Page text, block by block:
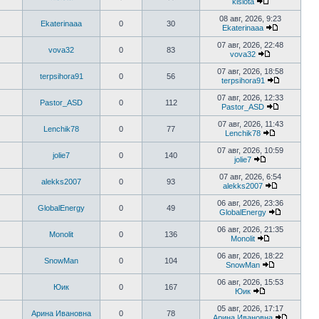
Перейти
к
последнему
Ekaterinaaa 0 30
08 авг, 2026, 9:23
Ekaterinaaa
Перейти
к
vova32 0 83
07 авг, 2026, 22:48
vova32
Перейти
к
последнему
terpsihora91 0 56
07 авг, 2026, 18:58
terpsihora91
Перейти
к
Pastor_ASD 0 112
07 авг, 2026, 12:33
Pastor_ASD
Перейти
к
Lenchik78 0 77
07 авг, 2026, 11:43
Lenchik78
Перейти
к
jolie7 0 140
07 авг, 2026, 10:59
jolie7
Перейти
к
последнему
alekks2007 0 93
07 авг, 2026, 6:54
alekks2007
Перейти
к
GlobalEnergy 0 49
06 авг, 2026, 23:36
GlobalEnergy
Перейти
к
Monolit 0 136
06 авг, 2026, 21:35
Monolit
Перейти
к
последнему
SnowMan 0 104
06 авг, 2026, 18:22
SnowMan
Перейти
к
Юик 0 167
06 авг, 2026, 15:53
Юик
Перейти
к
последнему
Арина Ивановна 0 78
05 авг, 2026, 17:17